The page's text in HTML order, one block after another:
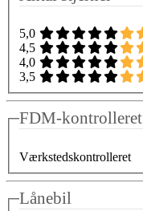
5,0
4,5
4,0
3,5
FDM-kontrolleret
Værkstedskontrolleret
Lånebil